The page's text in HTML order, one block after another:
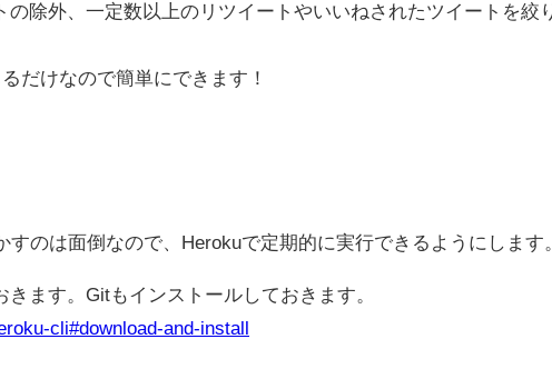
除外、一定数以上のリツイートやいいねされたツイートを絞
だけなので簡単にできます！
のは面倒なので、Herokuで定期的に実行できるようにします
ます。Gitもインストールしておきます。
cli#download-and-install